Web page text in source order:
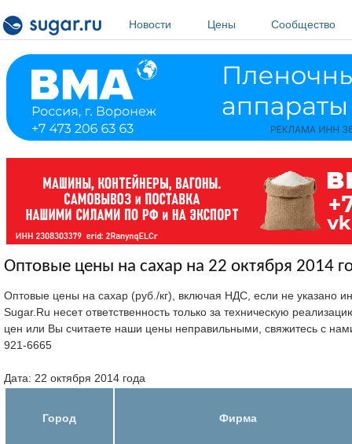
Новости
Цены Сообщество
Оптовые цены на сахар на 22 октября 2014
Оптовые цены на сахар (руб./кг), включая НДС, если не указано
Sugar.Ru несет ответственность только за техническую
цен или Вы считаете наши цены неправильными, свяжитесь с
921-6665
Дата: 22 октября 2014 года
Город Фирма